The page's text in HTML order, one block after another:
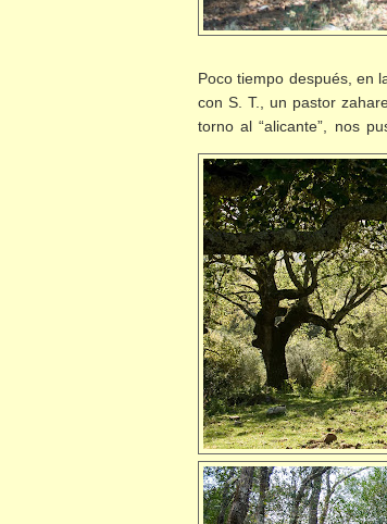
Poco tiempo después, en
con S. T., un pastor
torno al “alicante”, nos